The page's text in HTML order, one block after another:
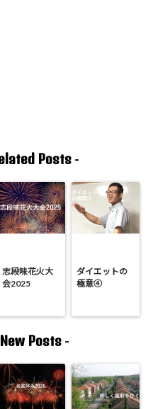
Posts-
志段味花火大
会2025
ダイエットの
極意④
New Posts -